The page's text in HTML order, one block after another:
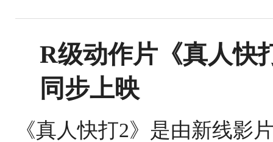
R级动作片《真人快
同步上映
《真人快打2》是由新线影